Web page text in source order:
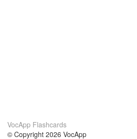
VocApp Flashcards
© Copyright 2026 VocApp